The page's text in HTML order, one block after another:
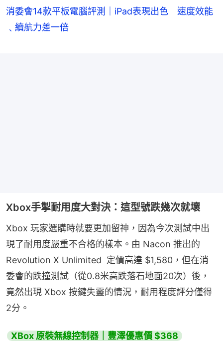
消委會14款平板電腦評測｜iPad表現出色 速度效能
﹑續航力差一倍
Xbox手掣耐用度大對決：這型號跌幾次就壞
Xbox 玩家選購時就要更加留神，因為今次測試中出
現了耐用度嚴重不合格的樣本。由 Nacon 推出的
Revolution X Unlimited  定價高達 $1,580，但在消
委會的跌撞測試（從0.8米高跌落石地面20次）後，
竟然出現 Xbox 按鍵失靈的情況，耐用程度評分僅得
2分。
XBox 原裝無線控制器｜豐澤優惠價 $368